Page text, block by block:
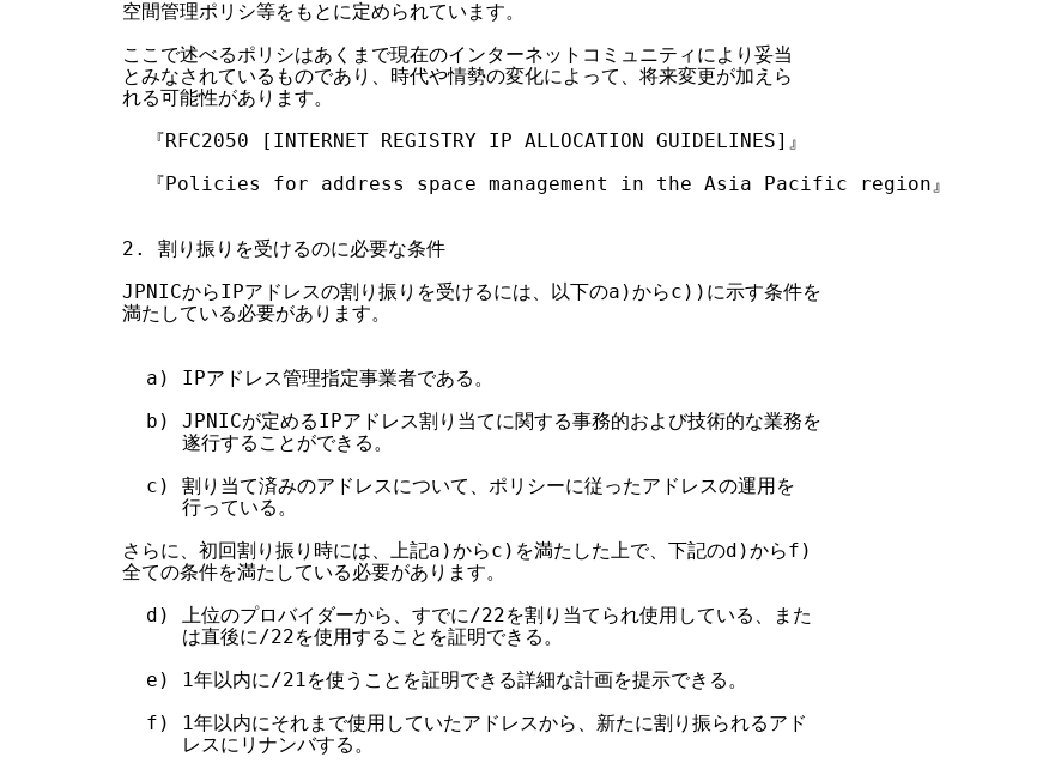
空間管理ポリシ等をもとに定められています。
ここで述べるポリシはあくまで現在のインターネットコミュニティにより妥当
とみなされているものであり、時代や情勢の変化によって、将来変更が加えら
れる可能性があります。
  『RFC2050 [INTERNET REGISTRY IP ALLOCATION GUIDELINES]』
  『Policies for address space management in the Asia Pacific region』
2. 割り振りを受けるのに必要な条件
JPNICからIPアドレスの割り振りを受けるには、以下のa)からc))に示す条件を
満たしている必要があります。
  a) IPアドレス管理指定事業者である。
  b) JPNICが定めるIPアドレス割り当てに関する事務的および技術的な業務を
     遂行することができる。
  c) 割り当て済みのアドレスについて、ポリシーに従ったアドレスの運用を
     行っている。
さらに、初回割り振り時には、上記a)からc)を満たした上で、下記のd)からf)
全ての条件を満たしている必要があります。
  d) 上位のプロバイダーから、すでに/22を割り当てられ使用している、また
     は直後に/22を使用することを証明できる。
  e) 1年以内に/21を使うことを証明できる詳細な計画を提示できる。
  f) 1年以内にそれまで使用していたアドレスから、新たに割り振られるアド
     レスにリナンバする。